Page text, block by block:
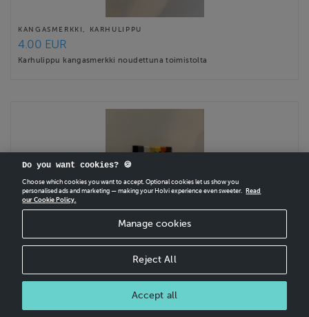
KANGASMERKKI, KARHULIPPU
4.00 EUR
Karhulippu kangasmerkki noudettuna toimistolta
Karhulippu kangasmerkki, postitettuna
Do you want cookies? 🍪
Choose which cookies you want to accept. Optional cookies let us show you
personalised ads and marketing — making your Holvi experience even sweeter.
Read
our Cookie Policy.
Manage cookies
Reject All
Accept all